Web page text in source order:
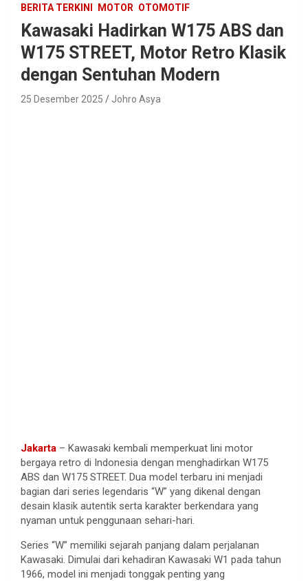
BERITA TERKINI MOTOR OTOMOTIF
Kawasaki Hadirkan W175 ABS dan
W175 STREET, Motor Retro Klasik
dengan Sentuhan Modern
25 Desember 2025 Johro Asya
Jakarta – Kawasaki kembali memperkuat lini motor
bergaya retro di Indonesia dengan menghadirkan W175
ABS dan W175 STREET. Dua model terbaru ini menjadi
bagian dari series legendaris “W” yang dikenal dengan
desain klasik autentik serta karakter berkendara yang
nyaman untuk penggunaan sehari-hari.
Series “W” memiliki sejarah panjang dalam perjalanan
Kawasaki. Dimulai dari kehadiran Kawasaki W1 pada tahun
1966, model ini menjadi tonggak penting yang